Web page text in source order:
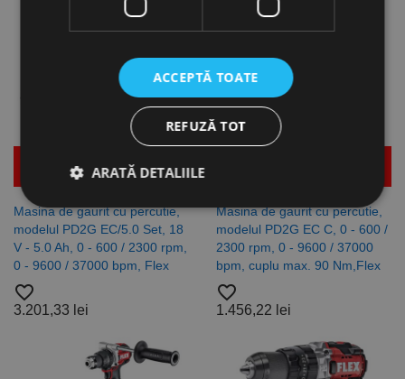
Mai multe detalii
Masina de gaurit cu percutie,
modelul PD2G EC/5.0 Set, 18
V - 5.0 Ah, 0 - 600 / 2300 rpm,
0 - 9600 / 37000 bpm, Flex
favorite_border
3.201,33 lei
Masina de gaurit cu percutie,
modelul PD2G EC C, 0 - 600 /
2300 rpm, 0 - 9600 / 37000
bpm, cuplu max. 90 Nm,Flex
favorite_border
1.456,22 lei
ACCEPTĂ TOATE
REFUZĂ TOT
ARATĂ DETALIILE
Strict necesare
De performanță
De targetare
De funcţionalitate
Neclasificate
principală a site-ului web, cum ar fi autentificarea
utilizatorului și gestionarea contului. Site-ul web nu
poate fi utilizat corect fără cookie-uri strict necesare.